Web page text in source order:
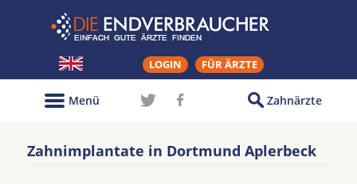
LOGIN FÜR ÄRZTE
Zahnärzte
Menü
Zahnimplantate in Dortmund Aplerbeck